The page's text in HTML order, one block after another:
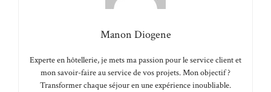
Manon Diogene
Experte en hôtellerie, je mets ma passion pour le service client et
mon savoir-faire au service de vos projets. Mon objectif ?
Transformer chaque séjour en une expérience inoubliable.